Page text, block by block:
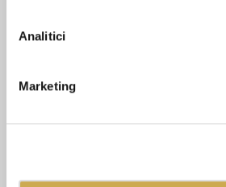
Analitici
Marketing